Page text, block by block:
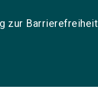
zur Barrierefreiheit